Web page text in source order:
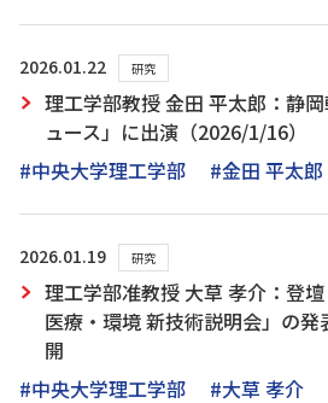
2026.01.22 研究
理工学部教授 金田 平太郎：静
ュース」に出演（2026/1/16）
#中央大学理工学部
#金田 平太郎
2026.01.19 研究
理工学部准教授 大草 孝介：登
医療・環境 新技術説明会」の
開
#中央大学理工学部
#大草 孝介